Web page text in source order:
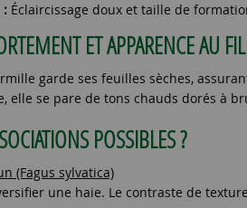
: Éclaircissage doux et taille de
ET APPARENCE AU
garde ses feuilles sèches,
elle se pare de tons chauds dorés à
POSSIBLES ?
(Fagus sylvatica)
une haie. Le contraste de